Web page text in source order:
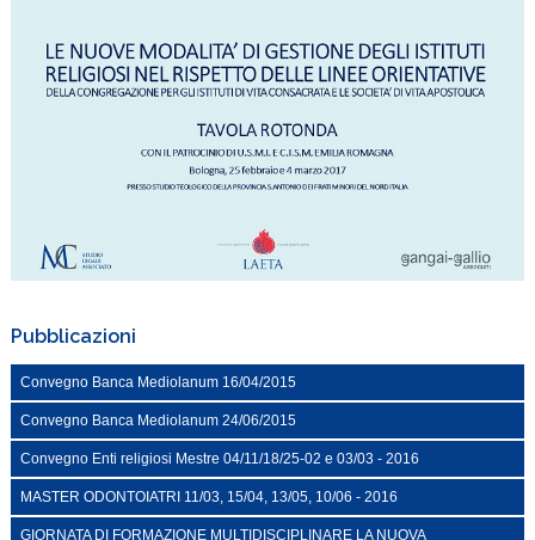
Pubblicazioni
Convegno Banca Mediolanum 16/04/2015
Convegno Banca Mediolanum 24/06/2015
Convegno Enti religiosi Mestre 04/11/18/25-02 e 03/03 - 2016
MASTER ODONTOIATRI 11/03, 15/04, 13/05, 10/06 - 2016
GIORNATA DI FORMAZIONE MULTIDISCIPLINARE LA NUOVA